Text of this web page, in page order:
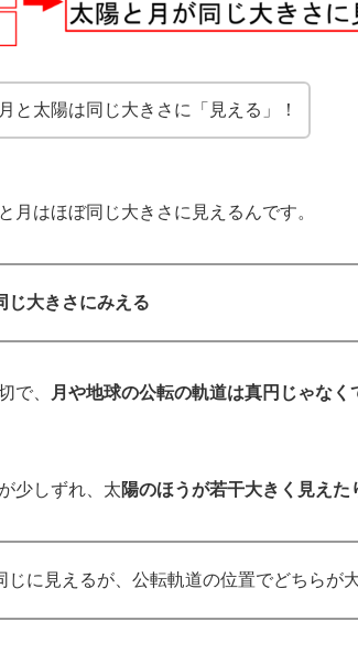
と太陽は同じ大きさに「見える」！
月はほぼ同じ大きさに見えるんです。
じ大きさにみえる
で、
月や地球の公転の軌道は真円じゃな
少しずれ、太陽のほうが若干大きく見えた
じに見えるが、公転軌道の位置でどちらが